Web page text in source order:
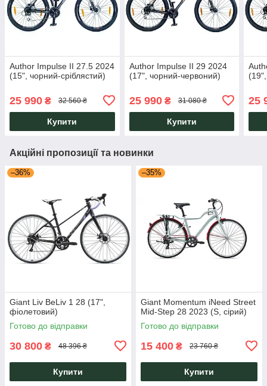
Author Impulse II 27.5 2024
(15", чорний-сріблястий)
25 990 ₴ 32 560 ₴
Купити
Author Impulse II 29 2024
(17", чорний-червоний)
25 990₴ 31 080 ₴
Купити
25
Акційні пропозиції та новинки
–36%
Giant Liv BeLiv 1 28 (17",
фіолетовий)
Готово до відправки
30 800 ₴ 48 396 ₴
Купити
–35%
Giant Momentum iNeed Street
Mid-Step 28 2023 (S, сірий)
Готово до відправки
15 400 ₴ 23 760 ₴
Купити